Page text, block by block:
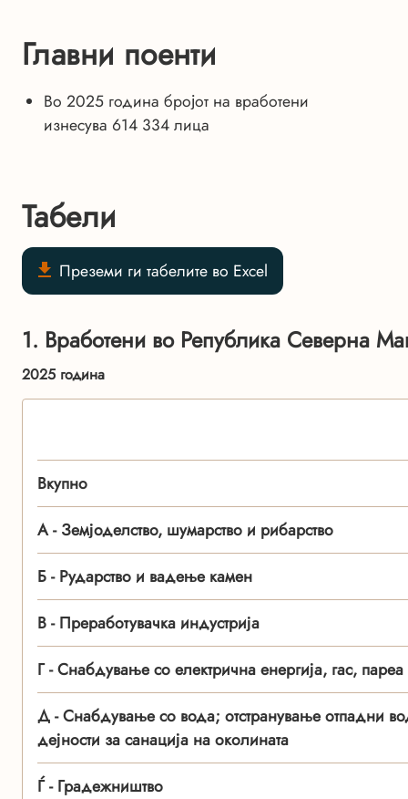
Главни поенти
Во 2025 година бројот на вработени
изнесува 614 334 лица
Табели
Преземи ги табелите во Excel
1. Вработени во Република Северна
2025 година
Вкупно
А - Земјоделство, шумарство и рибарство
Б - Рударство и вадење камен
В - Преработувачка индустрија
Г - Снабдување со електрична енергија, гас,
Д - Снабдување со вода; отстранување отпадни
дејности за санација на околината
Ѓ - Градежништво